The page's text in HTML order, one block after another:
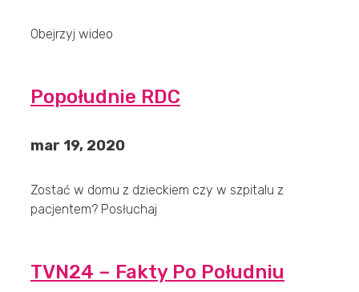
Obejrzyj wideo
Popołudnie RDC
mar 19, 2020
Zostać w domu z dzieckiem czy w szpitalu z
pacjentem? Posłuchaj
TVN24 – Fakty Po Południu